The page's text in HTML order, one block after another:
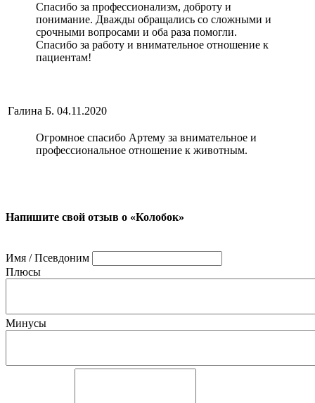
Спасибо за профессионализм, доброту и
понимание. Дважды обращались со сложными и
срочными вопросами и оба раза помогли.
Спасибо за работу и внимательное отношение к
пациентам!
Галина Б. 04.11.2020
Огромное спасибо Артему за внимательное и
профессиональное отношение к животным.
Напишите свой отзыв о «Колобок»
Имя / Псевдоним
Плюсы
Минусы